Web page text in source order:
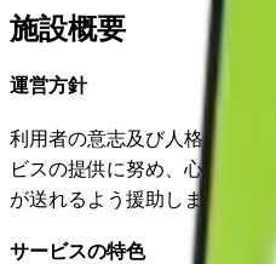
施設概要
運営方針
利用者の意志及び人格を尊重
ビスの提供に努め、心身の状
が送れるよう援助します。
サービスの特色